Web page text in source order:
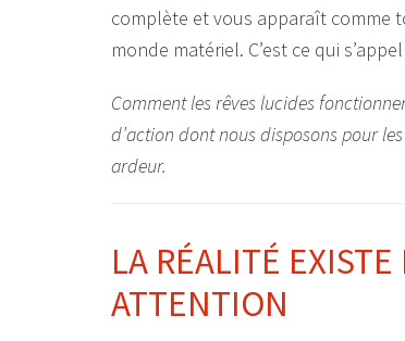
complète et vous apparaît comme
monde matériel. C’est ce qui
Comment les rêves lucides
d’action dont nous disposons pour
ardeur.
LA RÉALITÉ
ATTENTION